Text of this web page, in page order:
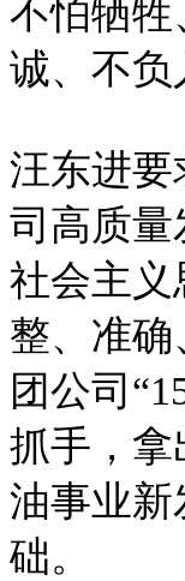
不怕牺牲
诚、不负
汪东进要
司高质量
社会主义
整、准
团公司
抓手，拿
油事业新
础。